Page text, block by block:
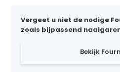
Vergeet u niet de nodige
zoals bijpassend
Bekijk